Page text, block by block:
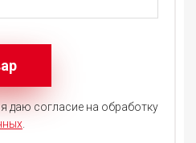
даю согласие на обработку